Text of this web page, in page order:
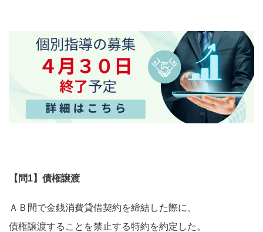
【問1】債権譲渡
ＡＢ間で金銭消費貸借契約を締結した際に、
債権譲渡することを禁止する特約を約定した。